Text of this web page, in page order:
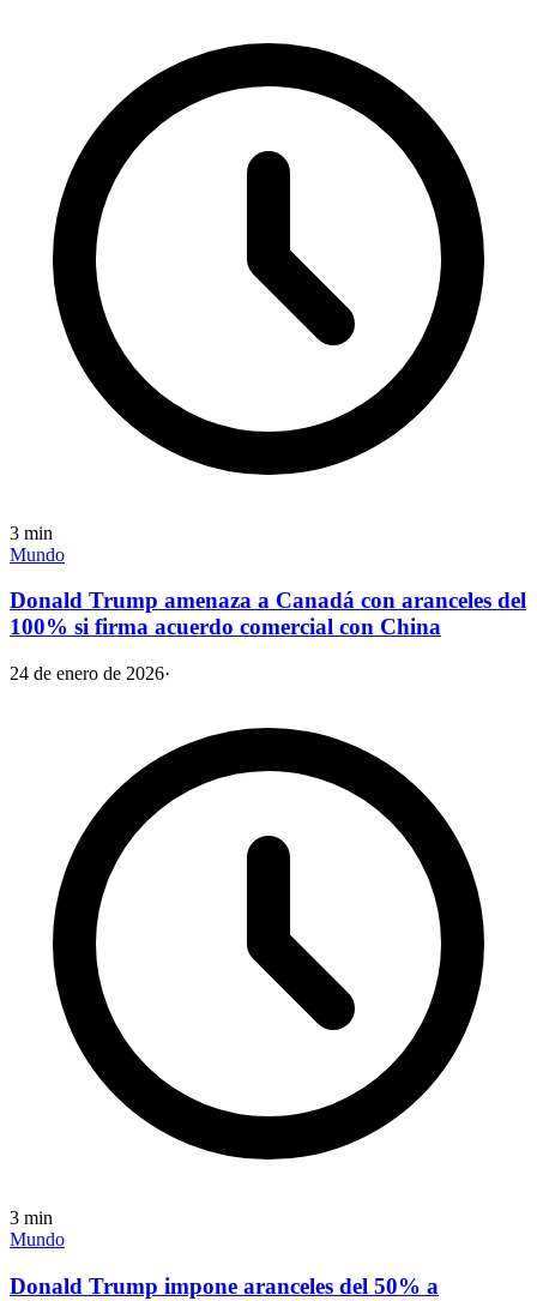
3 min
Mundo
Donald Trump amenaza a Canadá con aranceles del
100% si firma acuerdo comercial con China
24 de enero de 2026·
3 min
Mundo
Donald Trump impone aranceles del 50% a